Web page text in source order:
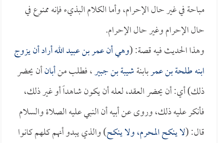
مباحة في غير حال الإحرام، وأما الكلام البذيء فإنه ممنوع في
حال الإحرام وغير حال الإحرام.
وهذا الحديث فيه قصة: (وهي أنعمر بن عبيد اللهأراد أن يزوج
ابنهطلحة بن عمربابنةشيبة بن جبير، فطلب منأبانأن يحضر
ذلك) أي: أن يحضر العقد، لعله أن يكون شاهداً أو غير ذلك،
فأنكر عليه ذلك، وروى عن أبيه أن النبي عليه الصلاة والسلام
قال: (لا ينكح المحرم، ولا ينكح) والذي يبدو أنهم كلهم كانوا